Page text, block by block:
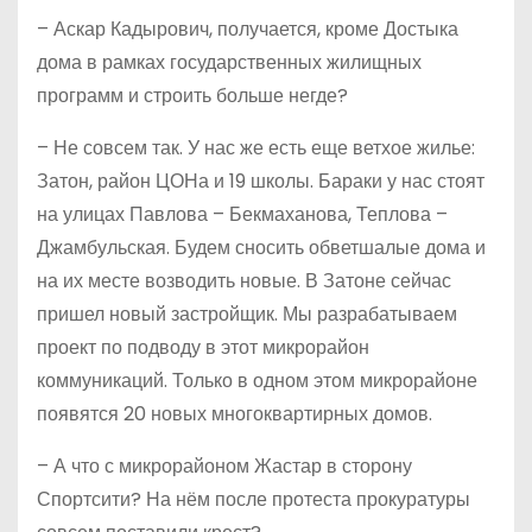
– Аскар Кадырович, получается, кроме Достыка
дома в рамках государственных жилищных
программ и строить больше негде?
– Не совсем так. У нас же есть еще ветхое жилье:
Затон, район ЦОНа и 19 школы. Бараки у нас стоят
на улицах Павлова – Бекмаханова, Теплова –
Джамбульская. Будем сносить обветшалые дома и
на их месте возводить новые. В Затоне сейчас
пришел новый застройщик. Мы разрабатываем
проект по подводу в этот микрорайон
коммуникаций. Только в одном этом микрорайоне
появятся 20 новых многоквартирных домов.
– А что с микрорайоном Жастар в сторону
Спортсити? На нём после протеста прокуратуры